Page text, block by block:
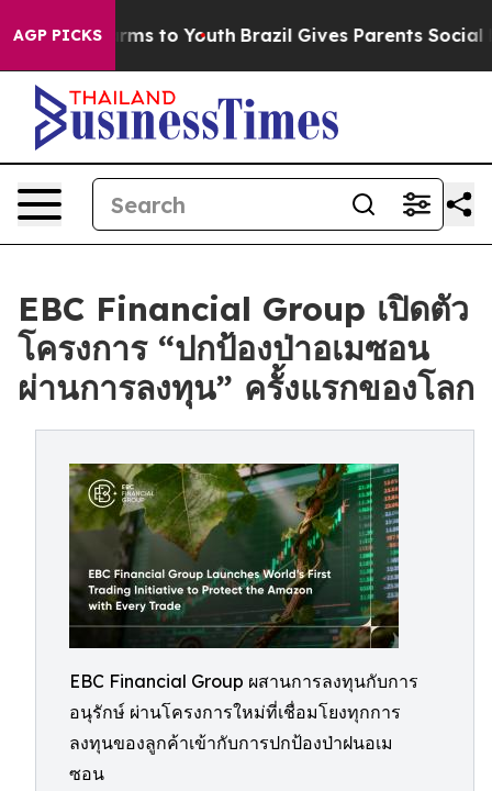
AGP PICKS
Harms to Youth Brazil Gives Parents Social Media
EBC Financial Group เปิดตัว
โครงการ “ปกป้องป่าอเมซอน
ผ่านการลงทุน” ครั้งแรกของโลก
EBC Financial Group ผสานการลงทุนกับการ
อนุรักษ์ ผ่านโครงการใหม่ที่เชื่อมโยงทุกการ
ลงทุนของลูกค้าเข้ากับการปกป้องป่าฝนอเม
ซอน